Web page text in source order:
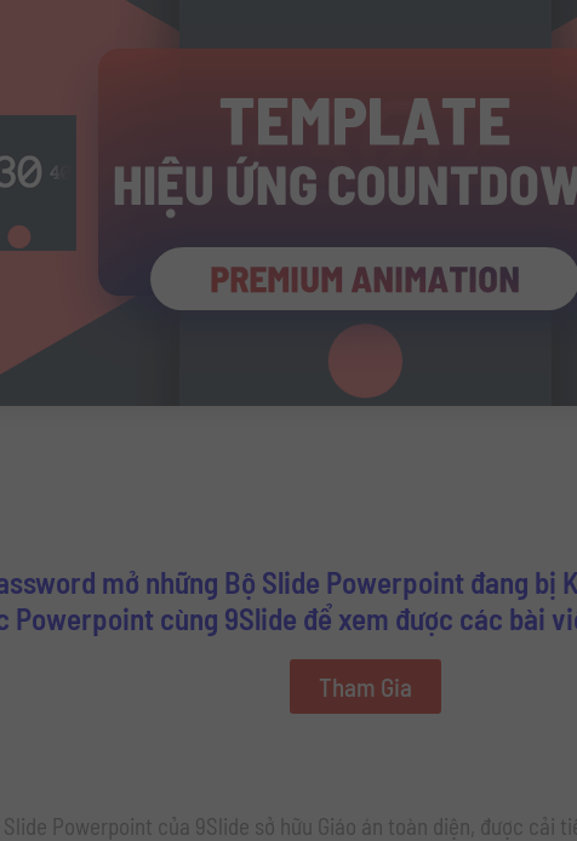
mở những Bộ Slide Powerpoint đang bị
Powerpoint cùng 9Slide để xem được các bài
Tham Gia
Powerpoint của 9Slide sở hữu Giáo án toàn diện, được cải